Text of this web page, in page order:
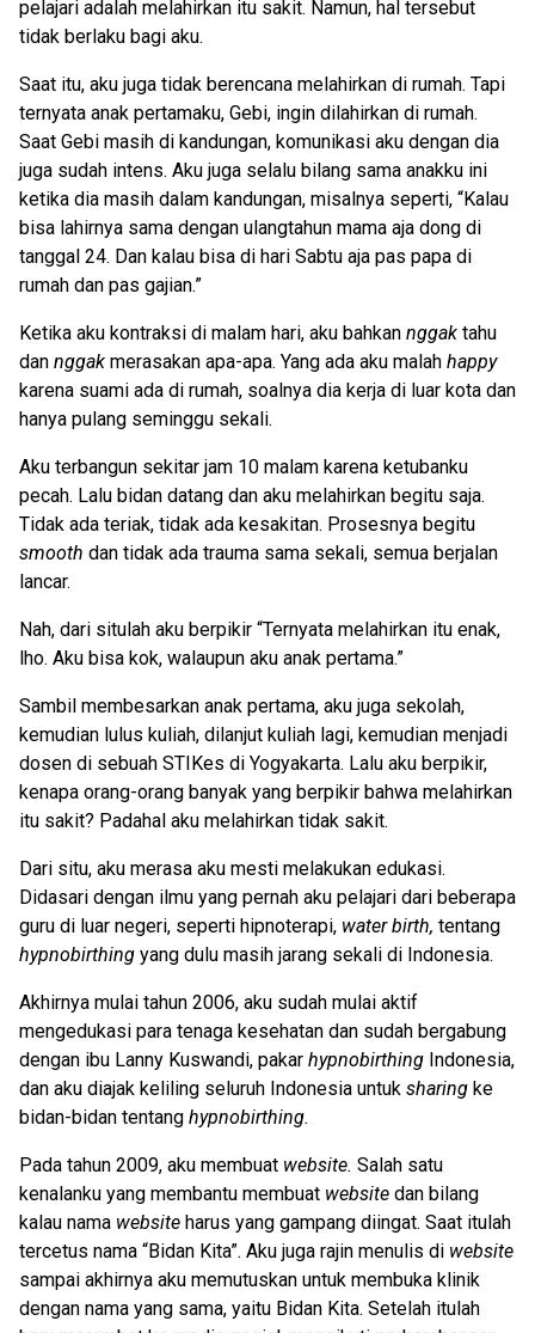
pelajari adalah melahirkan itu sakit. Namun, hal tersebut
tidak berlaku bagi aku.
Saat itu, aku juga tidak berencana melahirkan di rumah. Tapi
ternyata anak pertamaku, Gebi, ingin dilahirkan di rumah.
Saat Gebi masih di kandungan, komunikasi aku dengan dia
juga sudah intens. Aku juga selalu bilang sama anakku ini
ketika dia masih dalam kandungan, misalnya seperti, “Kalau
bisa lahirnya sama dengan ulangtahun mama aja dong di
tanggal 24. Dan kalau bisa di hari Sabtu aja pas papa di
rumah dan pas gajian.”
Ketika aku kontraksi di malam hari, aku bahkan nggak tahu
dan nggak merasakan apa-apa. Yang ada aku malah happy
karena suami ada di rumah, soalnya dia kerja di luar kota dan
hanya pulang seminggu sekali.
Aku terbangun sekitar jam 10 malam karena ketubanku
pecah. Lalu bidan datang dan aku melahirkan begitu saja.
Tidak ada teriak, tidak ada kesakitan. Prosesnya begitu
smooth dan tidak ada trauma sama sekali, semua berjalan
lancar.
Nah, dari situlah aku berpikir “Ternyata melahirkan itu enak,
lho. Aku bisa kok, walaupun aku anak pertama.”
Sambil membesarkan anak pertama, aku juga sekolah,
kemudian lulus kuliah, dilanjut kuliah lagi, kemudian menjadi
dosen di sebuah STIKes di Yogyakarta. Lalu aku berpikir,
kenapa orang-orang banyak yang berpikir bahwa melahirkan
itu sakit? Padahal aku melahirkan tidak sakit.
Dari situ, aku merasa aku mesti melakukan edukasi.
Didasari dengan ilmu yang pernah aku pelajari dari beberapa
guru di luar negeri, seperti hipnoterapi, water birth, tentang
hypnobirthing yang dulu masih jarang sekali di Indonesia.
Akhirnya mulai tahun 2006, aku sudah mulai aktif
mengedukasi para tenaga kesehatan dan sudah bergabung
dengan ibu Lanny Kuswandi, pakar hypnobirthing Indonesia,
dan aku diajak keliling seluruh Indonesia untuk sharing ke
bidan-bidan tentang hypnobirthing.
Pada tahun 2009, aku membuat website. Salah satu
kenalanku yang membantu membuat website dan bilang
kalau nama website harus yang gampang diingat. Saat itulah
tercetus nama “Bidan Kita”. Aku juga rajin menulis di website
sampai akhirnya aku memutuskan untuk membuka klinik
dengan nama yang sama, yaitu Bidan Kita. Setelah itulah